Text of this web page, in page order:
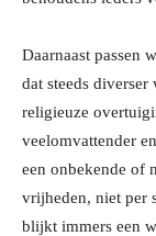
Daarnaast passen
dat steeds
religieuze
veelomvattender
een onbekende of
vrijheden, niet per
blijkt immers een